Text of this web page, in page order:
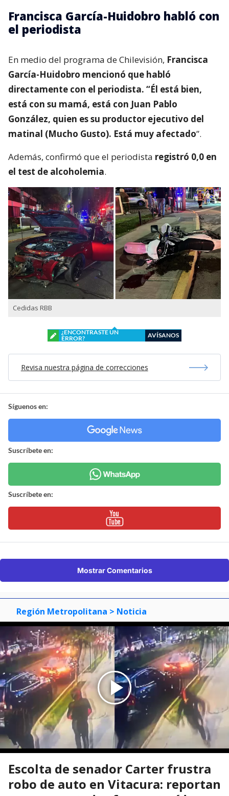
Francisca García-Huidobro habló con
el periodista
En medio del programa de Chilevisión, Francisca
García-Huidobro mencionó que habló
directamente con el periodista. “Él está bien,
está con su mamá, está con Juan Pablo
González, quien es su productor ejecutivo del
matinal (Mucho Gusto). Está muy afectado”.
Además, confirmó que el periodista registró 0,0 en
el test de alcoholemia.
Cedidas RBB
¿ENCONTRASTE UN
ERROR?
AVÍSANOS
Revisa nuestra página de correcciones
Síguenos en:
Suscríbete en:
Suscríbete en:
Mostrar Comentarios
Región Metropolitana > Noticia
Escolta de senador Carter frustra
robo de auto en Vitacura: reportan